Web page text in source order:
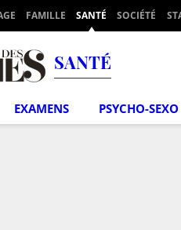
FAMILLE SANTÉ SOCIÉTÉ
SANTÉ
EXAMENS PSYCHO-SEXO